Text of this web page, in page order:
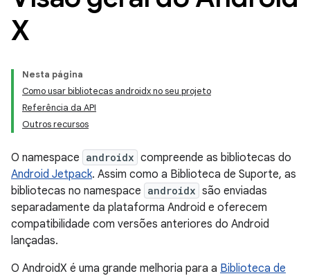
X
Nesta página
Como usar bibliotecas androidx no seu projeto
Referência da API
Outros recursos
O namespace androidx compreende as bibliotecas do
Android Jetpack. Assim como a Biblioteca de Suporte, as
bibliotecas no namespace androidx são enviadas
separadamente da plataforma Android e oferecem
compatibilidade com versões anteriores do Android
lançadas.
O AndroidX é uma grande melhoria para a Biblioteca de